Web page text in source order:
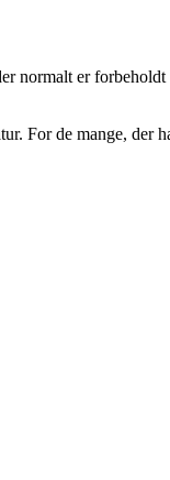
normalt er
For de mange, der